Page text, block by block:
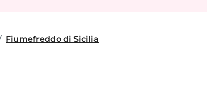
Fiumefreddo di Sicilia